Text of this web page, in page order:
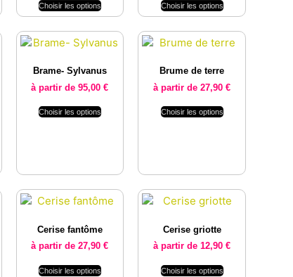
Choisir les options Choisir les options
Brame- Sylvanus
à partir de95,00€
Choisir les options
Brume de terre
à partir de27,90€
Choisir les options
Cerise fantôme
à partir de27,90€
Choisir les options
Cerise griotte
à partir de12,90€
Choisir les options